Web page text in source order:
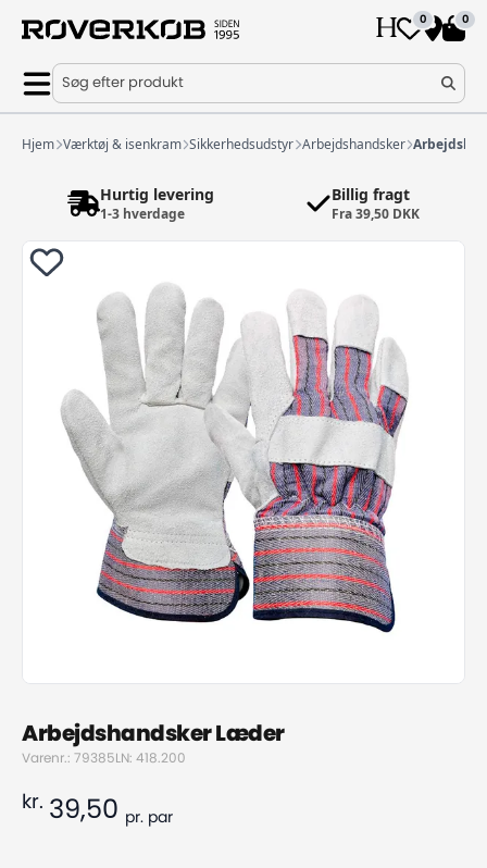
0 0
Søg efter produkt
Hjem Værktøj & isenkram Sikkerhedsudstyr Arbejdshandsker
Hurtig levering
1-3 hverdage
Billig fragt
Fra 39,50 DKK
Arbejdshandsker Læder
Varenr.: 79385LN: 418.200
kr. 39,50 pr. par